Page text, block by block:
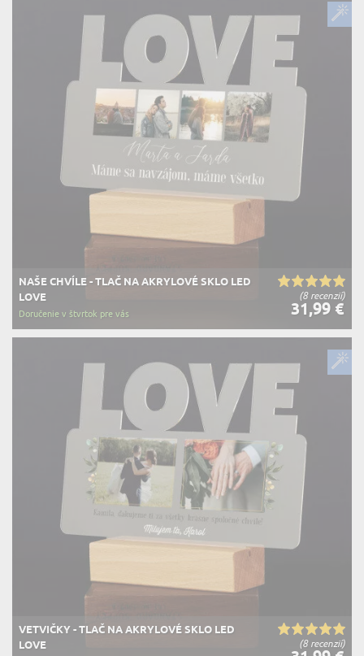
(8 recenzií)
NAŠE CHVÍLE - TLAČ NA AKRYLOVÉ SKLO LED
LOVE
31,99 €
Doručenie v štvrtok pre vás
(8 recenzií)
VETVIČKY - TLAČ NA AKRYLOVÉ SKLO LED
LOVE